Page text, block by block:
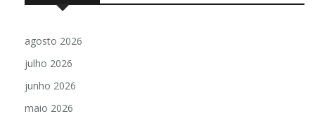
agosto 2026
julho 2026
junho 2026
maio 2026